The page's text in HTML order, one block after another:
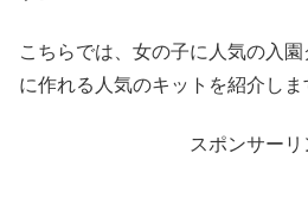
こちらでは、女の子に人気の入
に作れる人気のキットを紹介しま
スポンサーリ